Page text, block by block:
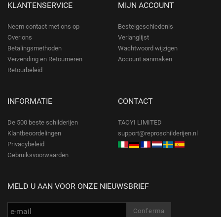
KLANTENSERVICE
Neem contact met ons op
Over ons
Betalingsmethoden
Verzending en Retourneren
Retourbeleid
MIJN ACCOUNT
Bestelgeschiedenis
Verlanglijst
Wachtwoord wijzigen
Account aanmaken
INFORMATIE
De 500 beste schilderijen
Klantbeoordelingen
Privacybeleid
Gebruiksvoorwaarden
CONTACT
TAOYI LIMITED
support@reproschilderijen.nl
MELD U AAN VOOR ONZE NIEUWSBRIEF